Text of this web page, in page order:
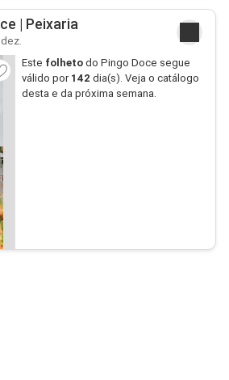
| Peixaria
Este folhetodo Pingo Doce segue
válido por 142 dia(s). Veja o catálogo
desta e da próxima semana.